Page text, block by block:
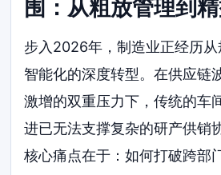
围：从粗放管理到
步入2026年，制造业正经历从
智能化的深度转型。在供应链
激增的双重压力下，传统的车
进已无法支撑复杂的研产供销
核心痛点在于：如何打破跨部